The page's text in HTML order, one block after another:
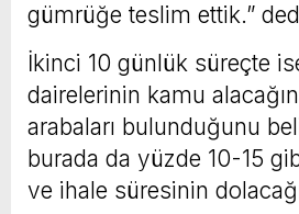
gümrüğe teslim ettik.”
İkinci 10 günlük süreçte
dairelerinin kamu
arabaları bulunduğunu
burada da yüzde 10-15
ve ihale süresinin